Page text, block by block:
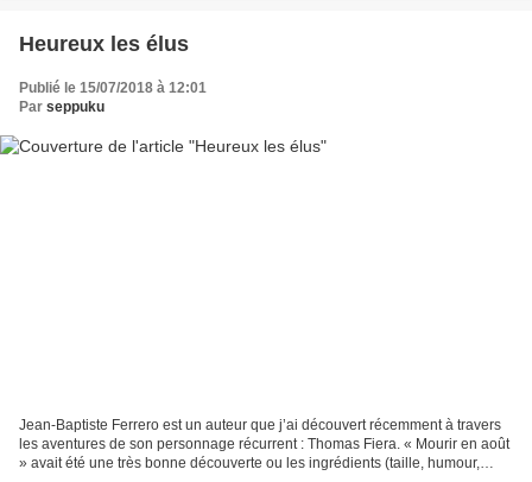
Heureux les élus
Publié le 15/07/2018 à 12:01
Par seppuku
Jean-Baptiste Ferrero est un auteur que j’ai découvert récemment à travers
les aventures de son personnage récurrent : Thomas Fiera. « Mourir en août
» avait été une très bonne découverte ou les ingrédients (taille, humour,